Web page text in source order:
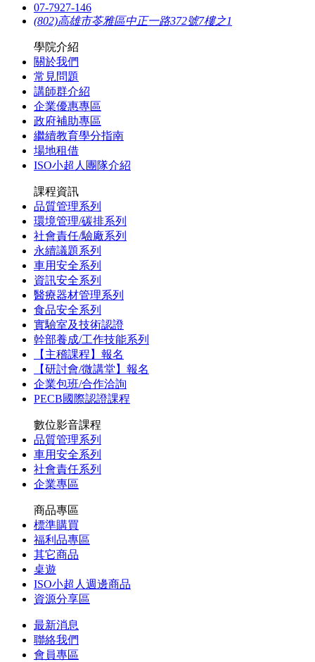
07-7927-146
(802)高雄市苓雅區中正一路372號7樓之1
學院介紹
關於我們
常見問題
講師群介紹
企業優惠專區
政府補助專區
繼續教育學分指南
場地租借
ISO小超人團隊介紹
課程資訊
品質管理系列
環境管理/碳排系列
社會責任/驗廠系列
永續議題系列
車用安全系列
資訊安全系列
醫療器材管理系列
食品安全系列
實驗室及技術認證
幹部養成/工作技能系列
【主稽課程】報名
【研討會/微講堂】報名
企業包班/合作洽詢
PECB國際認證課程
數位影音課程
品質管理系列
車用安全系列
社會責任系列
企業專區
商品專區
標準購買
福利品專區
其它商品
桌遊
ISO小超人週邊商品
資源分享區
最新消息
聯絡我們
會員專區